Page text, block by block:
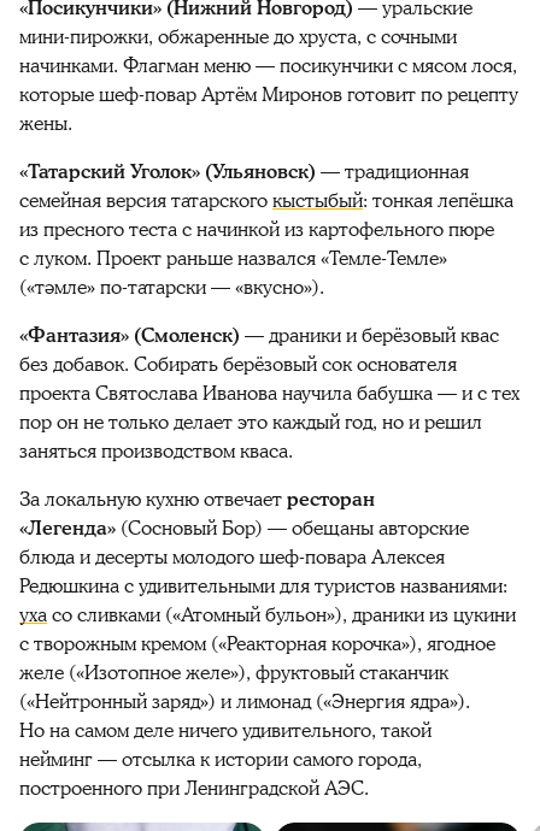
«Посикунчики» (Нижний Новгород) — уральские
мини-пирожки, обжаренные до хруста, с сочными
начинками. Флагман меню — посикунчики с мясом лося,
которые шеф-повар Артём Миронов готовит по рецепту
жены.
«Татарский Уголок» (Ульяновск) — традиционная
семейная версия татарскогокыстыбый: тонкая лепёшка
из пресного теста с начинкой из картофельного пюре
с луком. Проект раньше назвался «Темле-Темле»
(«тәмле» по-татарски — «вкусно»).
«Фантазия» (Смоленск) — драники и берёзовый квас
без добавок. Собирать берёзовый сок основателя
проекта Святослава Иванова научила бабушка — и с тех
пор он не только делает это каждый год, но и решил
заняться производством кваса.
За локальную кухню отвечаетресторан
«Легенда» (Сосновый Бор) — обещаны авторские
блюда и десерты молодого шеф-повара Алексея
Редюшкина с удивительными для туристов названиями:
ухасо сливками («Атомный бульон»), драники из цукини
с творожным кремом («Реакторная корочка»), ягодное
желе («Изотопное желе»), фруктовый стаканчик
(«Нейтронный заряд») и лимонад («Энергия ядра»).
Но на самом деле ничего удивительного, такой
нейминг — отсылка к истории самого города,
построенного при Ленинградской АЭС.